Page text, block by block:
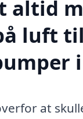
altid
luft
at